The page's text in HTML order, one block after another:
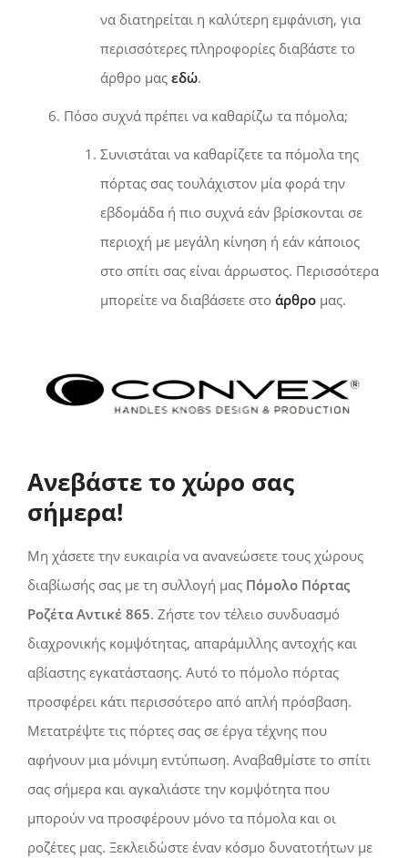
να διατηρείται η καλύτερη εμφάνιση, για
περισσότερες πληροφορίες διαβάστε το
άρθρο μας εδώ.
Πόσο συχνά πρέπει να καθαρίζω τα πόμολα;
Συνιστάται να καθαρίζετε τα πόμολα της
πόρτας σας τουλάχιστον μία φορά την
εβδομάδα ή πιο συχνά εάν βρίσκονται σε
περιοχή με μεγάλη κίνηση ή εάν κάποιος
στο σπίτι σας είναι άρρωστος. Περισσότερα
μπορείτε να διαβάσετε στο άρθρο μας.
Ανεβάστε το χώρο σας
σήμερα!
Μη χάσετε την ευκαιρία να ανανεώσετε τους χώρους
διαβίωσής σας με τη συλλογή μας Πόμολο Πόρτας
Ροζέτα Αντικέ 865. Ζήστε τον τέλειο συνδυασμό
διαχρονικής κομψότητας, απαράμιλλης αντοχής και
αβίαστης εγκατάστασης. Αυτό το πόμολο πόρτας
προσφέρει κάτι περισσότερο από απλή πρόσβαση.
Μετατρέψτε τις πόρτες σας σε έργα τέχνης που
αφήνουν μια μόνιμη εντύπωση. Αναβαθμίστε το σπίτι
σας σήμερα και αγκαλιάστε την κομψότητα που
μπορούν να προσφέρουν μόνο τα πόμολα και οι
ροζέτες μας. Ξεκλειδώστε έναν κόσμο δυνατοτήτων με